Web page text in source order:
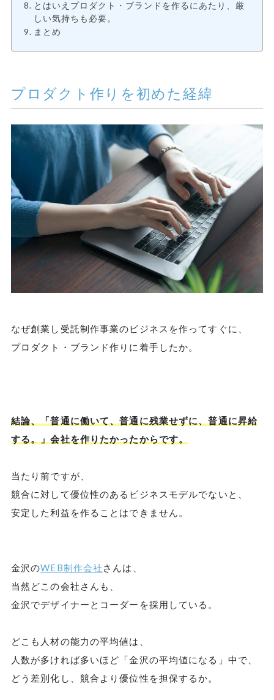
とはいえプロダクト・ブランドを作るにあたり、厳
しい気持ちも必要。
まとめ
プロダクト作りを初めた経緯
なぜ創業し受託制作事業のビジネスを作ってすぐに、
プロダクト・ブランド作りに着手したか。
結論、「普通に働いて、普通に残業せずに、普通に昇給
する。」会社を作りたかったからです。
当たり前ですが、
競合に対して優位性のあるビジネスモデルでないと、
安定した利益を作ることはできません。
金沢のWEB制作会社 さんは、
当然どこの会社さんも、
金沢でデザイナーとコーダーを採用している。
どこも人材の能力の平均値は、
人数が多ければ多いほど「金沢の平均値になる」中で、
どう差別化し、競合より優位性を担保するか。